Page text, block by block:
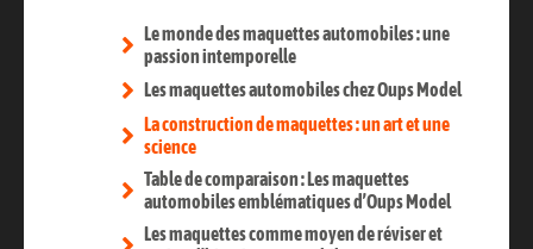
Le monde des maquettes automobiles : une
passion intemporelle
Les maquettes automobiles chez Oups Model
La construction de maquettes : un art et une
science
Table de comparaison : Les maquettes
automobiles emblématiques d’Oups Model
Les maquettes comme moyen de réviser et